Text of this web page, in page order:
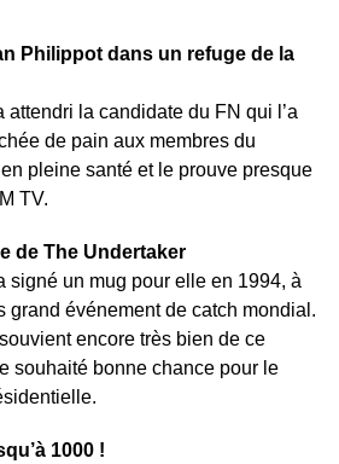
Philippot dans un refuge de la
la candidate du FN qui l’a
de pain aux membres du
pleine santé et le prouve presque
TV.
de The Undertaker
signé un mug pour elle en 1994, à
grand événement de catch mondial.
encore très bien de ce
souhaité bonne chance pour le
1000 !